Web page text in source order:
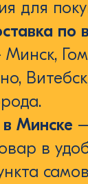
для
по
Минске
в